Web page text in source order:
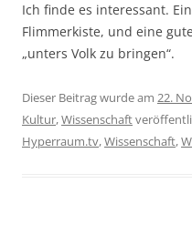
Ich finde es interessant.
Flimmerkiste, und eine
„unters Volk zu bringen“.
Dieser Beitrag wurde am 22.
Kultur,Wissenschaft
Hyperraum.tv,Wissenschaft,